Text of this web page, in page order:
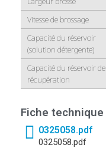
Vitesse de brossage
Capacité du réservoir
(solution détergente)
Capacité du réservoir de
récupération
Fiche technique
0325058.pdf
0325058.pdf